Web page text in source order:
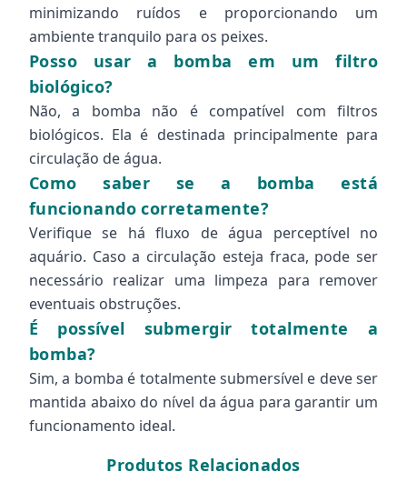
minimizando ruídos e proporcionando um
ambiente tranquilo para os peixes.
Posso usar a bomba em um filtro
biológico?
Não, a bomba não é compatível com filtros
biológicos. Ela é destinada principalmente para
circulação de água.
Como saber se a bomba está
funcionando corretamente?
Verifique se há fluxo de água perceptível no
aquário. Caso a circulação esteja fraca, pode ser
necessário realizar uma limpeza para remover
eventuais obstruções.
É possível submergir totalmente a
bomba?
Sim, a bomba é totalmente submersível e deve ser
mantida abaixo do nível da água para garantir um
funcionamento ideal.
Produtos Relacionados